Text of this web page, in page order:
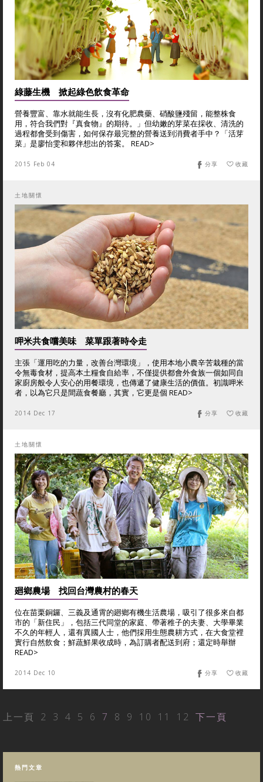
綠藤生機 掀起綠色飲食革命
營養豐富、靠水就能生長，沒有化肥農藥、硝酸鹽殘留，能整株食
用，符合我們對『真食物』的期待。」但幼嫩的芽菜在採收、清洗的
過程都會受到傷害，如何保存最完整的營養送到消費者手中？「活芽
菜」是廖怡雯和夥伴想出的答案。 READ>
2015 Feb 04 收藏
分享
土地關懷
呷米共食嚐美味 菜單跟著時令走
主張「運用吃的力量，改善台灣環境」，使用本地小農辛苦栽種的當
令無毒食材，提高本土糧食自給率，不僅提供都會外食族一個如同自
家廚房般令人安心的用餐環境，也傳遞了健康生活的價值。初識呷米
者，以為它只是間蔬食餐廳，其實，它更是個 READ>
2014 Dec 17 收藏
分享
土地關懷
廻鄉農場 找回台灣農村的春天
位在苗栗銅鑼、三義及通霄的廻鄉有機生活農場，吸引了很多來自都
市的「新住民」，包括三代同堂的家庭、帶著稚子的夫妻、大學畢業
不久的年輕人，還有異國人士，他們採用生態農耕方式，在大食堂裡
實行自然飲食；鮮蔬鮮果收成時，為訂購者配送到府；還定時舉辦
READ>
2014 Dec 10 收藏
分享
上一頁 2 3 4 5 6 7 8 9 10 11 12 下一頁
熱門文章